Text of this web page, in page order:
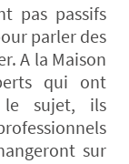
pas passifs
parler des
A la Maison
qui ont
le sujet, ils
sur